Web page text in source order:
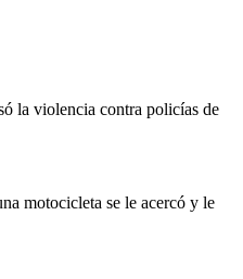
la violencia contra policías de
motocicleta se le acercó y le